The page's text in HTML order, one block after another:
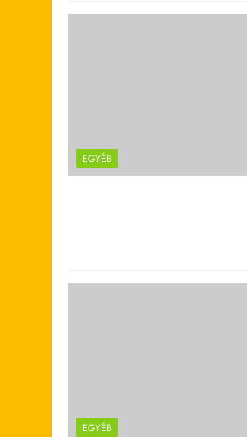
EGYÉB
EGYÉB